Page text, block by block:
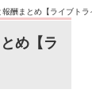
酬まとめ【ライブトラ
め【ラ